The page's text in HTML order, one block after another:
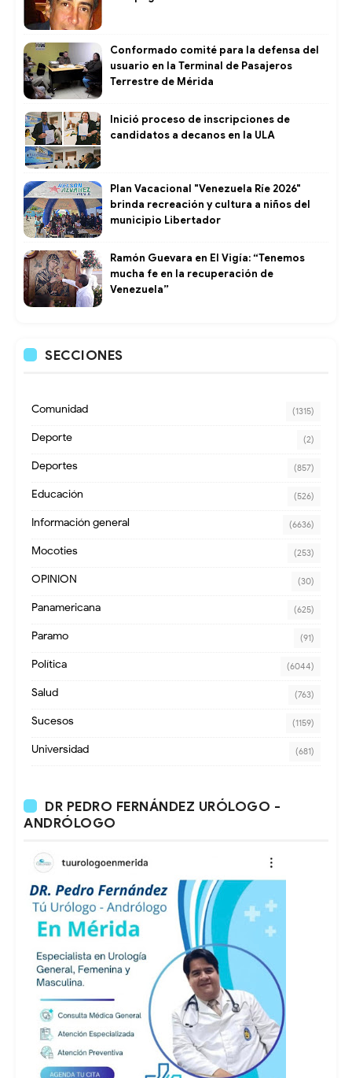
Conformado comité para la defensa del
usuario en la Terminal de Pasajeros
Terrestre de Mérida
Inició proceso de inscripciones de
candidatos a decanos en la ULA
Plan Vacacional "Venezuela Ríe 2026"
brinda recreación y cultura a niños del
municipio Libertador
Ramón Guevara en El Vigía: “Tenemos
mucha fe en la recuperación de
Venezuela”
SECCIONES
Comunidad (1315)
Deporte (2)
Deportes (857)
Educación (526)
Información general (6636)
Mocoties (253)
OPINION (30)
Panamericana (625)
Paramo (91)
Política (6044)
Salud (763)
Sucesos (1159)
Universidad (681)
DR PEDRO FERNÁNDEZ URÓLOGO -
ANDRÓLOGO